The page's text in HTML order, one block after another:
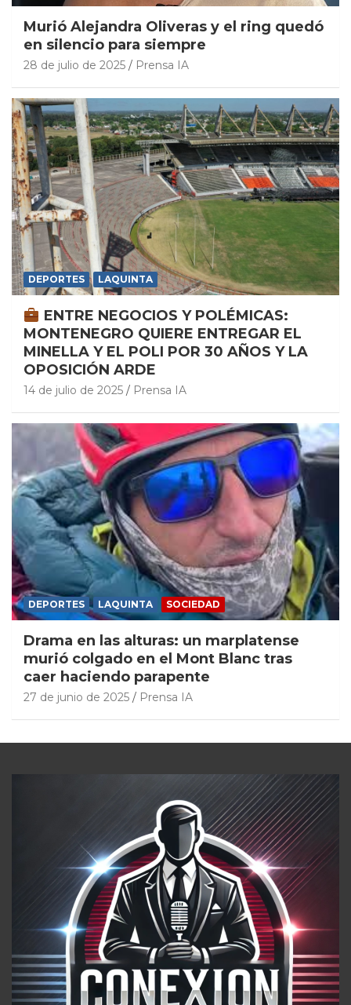
Murió Alejandra Oliveras y el ring quedó
en silencio para siempre
28 de julio de 2025 Prensa IA
DEPORTES LAQUINTA
ENTRE NEGOCIOS Y POLÉMICAS:
MONTENEGRO QUIERE ENTREGAR EL
MINELLA Y EL POLI POR 30 AÑOS Y LA
OPOSICIÓN ARDE
14 de julio de 2025 Prensa IA
DEPORTES LAQUINTA SOCIEDAD
Drama en las alturas: un marplatense
murió colgado en el Mont Blanc tras
caer haciendo parapente
27 de junio de 2025 Prensa IA